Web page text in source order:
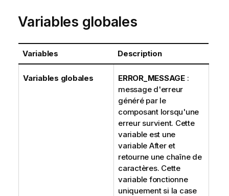
Variables globales
Variables Description
Variables globales ERROR_MESSAGE:
message d'erreur
généré par le
composant lorsqu'une
erreur survient. Cette
variable est une
variable After et
retourne une chaîne de
caractères. Cette
variable fonctionne
uniquement si la case